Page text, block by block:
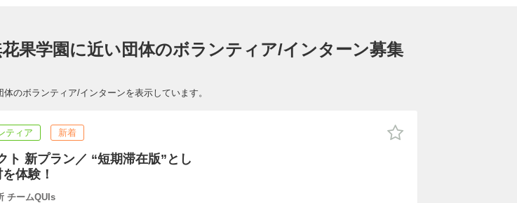
学園に近い団体のボランティア/インターン募集
ボランティア/インターンを表示しています。
ティア 新着
ト 新プラン／ “短期滞在版”とし
体験！
チームQUIs